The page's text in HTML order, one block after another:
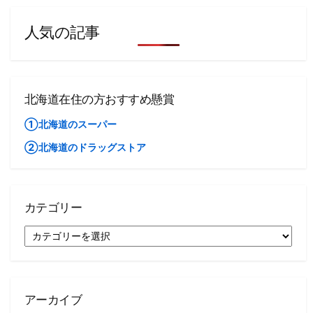
人気の記事
北海道在住の方おすすめ懸賞
①北海道のスーパー
②北海道のドラッグストア
カテゴリー
テ
アーカイブ